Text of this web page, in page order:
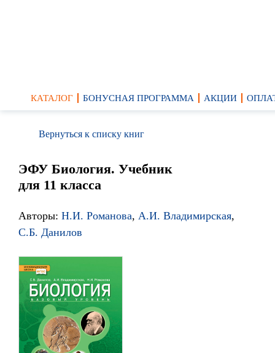
КАТАЛОГ БОНУСНАЯ ПРОГРАММА АКЦИИ
Вернуться к списку книг
ЭФУ Биология. Учебник
для 11 класса
Авторы: Н.И. Романова, А.И. Владимирская,
С.Б. Данилов